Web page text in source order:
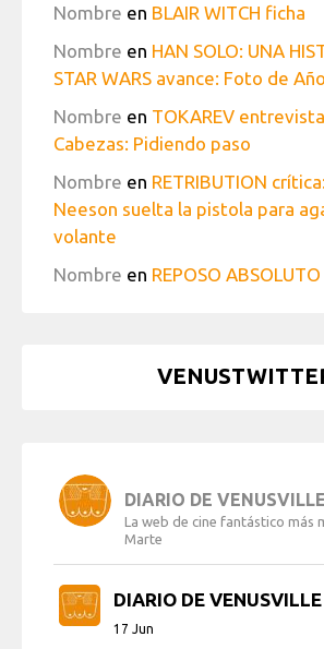
Nombre en BLAIR WITCH ficha
Nombre en HAN SOLO: UNA
STAR WARS avance: Foto de
Nombre en TOKAREV
Cabezas: Pidiendo paso
Nombre en RETRIBUTION
Neeson suelta la pistola para
volante
Nombre en REPOSO
DIARIO DE VENUSVILLE
La web de cine fantástico más
Marte
DIARIO DE VENUSVILLE
17 Jun